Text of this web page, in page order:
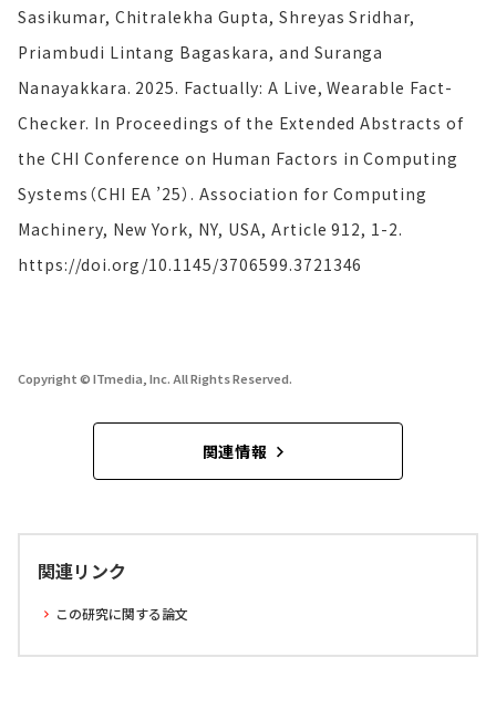
Sasikumar, Chitralekha Gupta, Shreyas Sridhar,
Priambudi Lintang Bagaskara, and Suranga
Nanayakkara. 2025. Factually: A Live, Wearable Fact-
Checker. In Proceedings of the Extended Abstracts of
the CHI Conference on Human Factors in Computing
Systems（CHI EA ’25）. Association for Computing
Machinery, New York, NY, USA, Article 912, 1-2.
https://doi.org/10.1145/3706599.3721346
Copyright © ITmedia, Inc. All Rights Reserved.
関連情報
関連リンク
この研究に関する論文